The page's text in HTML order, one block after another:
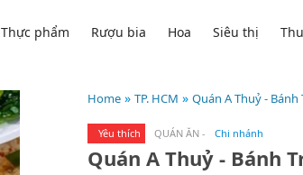
Thực phẩm Rượu bia Hoa Siêu thị
Home TP. HCM Quán A Thuỷ -
Yêu thích QUÁN ĂN - Chi nhánh